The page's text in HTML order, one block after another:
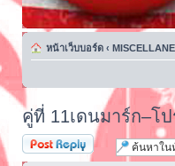
หน้าเว็บบอร์ด ‹
คู่ที่ 11เดนมาร์ก–โ
ตอบกระทู้